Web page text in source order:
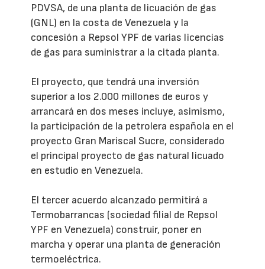
PDVSA, de una planta de licuación de gas
(GNL) en la costa de Venezuela y la
concesión a Repsol YPF de varias licencias
de gas para suministrar a la citada planta.
El proyecto, que tendrá una inversión
superior a los 2.000 millones de euros y
arrancará en dos meses incluye, asimismo,
la participación de la petrolera española en el
proyecto Gran Mariscal Sucre, considerado
el principal proyecto de gas natural licuado
en estudio en Venezuela.
El tercer acuerdo alcanzado permitirá a
Termobarrancas (sociedad filial de Repsol
YPF en Venezuela) construir, poner en
marcha y operar una planta de generación
termoeléctrica.